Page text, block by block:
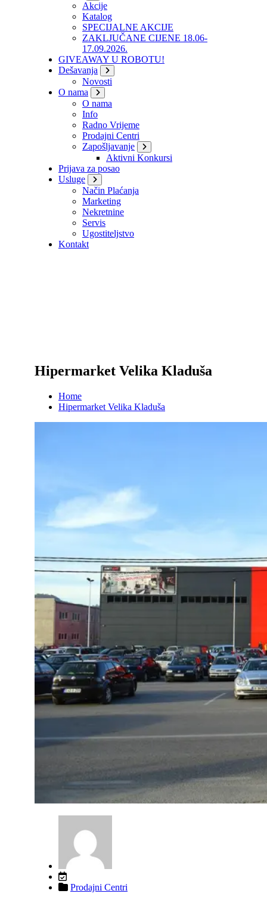
Akcije
Katalog
SPECIJALNE AKCIJE
ZAKLJUČANE CIJENE 18.06-
17.09.2026.
GIVEAWAY U ROBOTU!
Dešavanja
Novosti
O nama
O nama
Info
Radno Vrijeme
Prodajni Centri
Zapošljavanje
Aktivni Konkursi
Prijava za posao
Usluge
Način Plaćanja
Marketing
Nekretnine
Servis
Ugostiteljstvo
Kontakt
Hipermarket Velika Kladuša
Home
Hipermarket Velika Kladuša
Prodajni Centri